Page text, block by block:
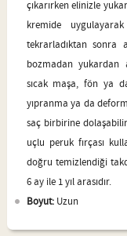
çıkarırken elinizle
kremide
tekrarladıktan sonra
bozmadan yukardan
sıcak maşa, fön ya
yıpranma ya da
saç birbirine
uçlu peruk fırçası
doğru temizlendiği
6 ay ile 1 yıl arasıdır.
Boyut: Uzun